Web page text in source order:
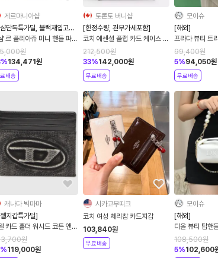
게르마니아샵
단독특가딜, 블랙재입고특
르 플리아쥬 미니 핸들 파우
리지널 34175089001
원
%134,471 원
배송
토론토 버니샵
[한정수량, 관부가세포함]
코치 에센셜 플랩 카드 케이스 위
드 참 CCD97
212,500원
33%142,000원
무료배송
모이슈
[해외]
프라다 뷰티 트
장품 파우치
99,400원
5%94,050원
무료배송
캐나다 빅마마
지갑특가딜]
카드 홀더 워시드 코튼 앤
다크 그레이
원
%119,000원
시카고부띠크
코치 여성 체리참 카드지갑
103,840원
무료배송
모이슈
[해외]
디올 뷰티 탑핸
더백 가방
108,500원
5%102,600